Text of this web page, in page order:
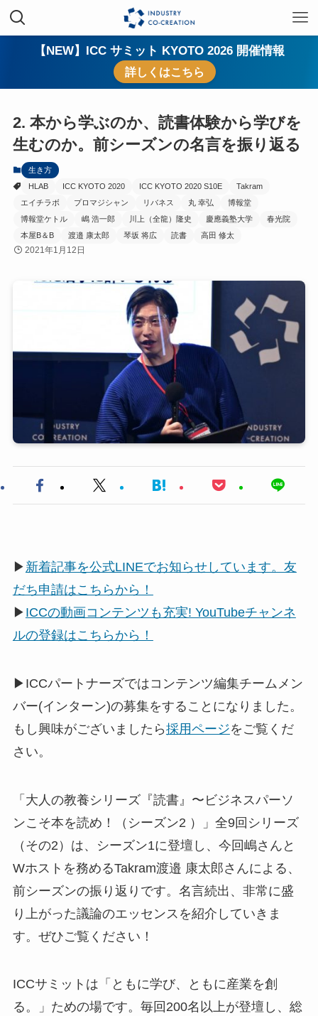
【NEW】ICC サミット KYOTO 2026 開催情報
詳しくはこちら
2. 本から学ぶのか、読書体験から学びを
生むのか。前シーズンの名言を振り返る
生き方
HLAB
ICC KYOTO 2020 ICC KYOTO 2020 S10E
Takram
エイチラボ
プロマジシャン リバネス 丸 幸弘
博報堂
博報堂ケトル
嶋 浩一郎 川上（全龍）隆史 慶應義塾大学
春光院
本屋B＆B
渡邉 康太郎 琴坂 将広 読書 高田 修太
2021年1月12日
▶ 新着記事を公式LINEでお知らせしています。友
だち申請はこちらから！
▶ ICCの動画コンテンツも充実! YouTubeチャンネ
ルの登録はこちらから！
▶ICCパートナーズではコンテンツ編集チームメン
バー(インターン)の募集をすることになりました。
もし興味がございましたら採用ページをご覧くだ
さい。
「大人の教養シリーズ『読書』〜ビジネスパーソ
ンこそ本を読め！（シーズン2 ）」全9回シリーズ
（その2）は、シーズン1に登壇し、今回嶋さんと
Wホストを務めるTakram渡邉 康太郎さんによる、
前シーズンの振り返りです。名言続出、非常に盛
り上がった議論のエッセンスを紹介していきま
す。ぜひご覧ください！
ICCサミットは「ともに学び、ともに産業を創
る。」ための場です。毎回200名以上が登壇し、総